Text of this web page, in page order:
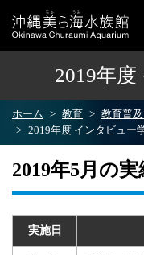
2019年
ホーム 教育 教育普
2019年度 インタビュー
2019年5月の実
実施日